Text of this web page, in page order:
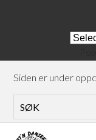
Siden er under